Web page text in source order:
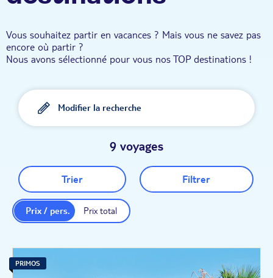
Vous souhaitez partir en vacances ? Mais vous ne savez pas
encore où partir ?
Nous avons sélectionné pour vous nos TOP destinations !
Modifier la recherche
9 voyages
Trier Filtrer
Prix total
Prix / pers.
PRIMOS